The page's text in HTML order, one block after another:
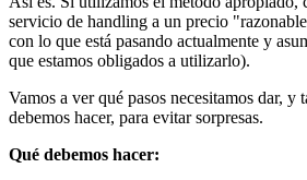
servicio de handling a un precio
con lo que está pasando actualmente y
que estamos obligados a utilizarlo).
Vamos a ver qué pasos necesitamos dar, y
debemos hacer, para evitar sorpresas.
Qué debemos hacer: